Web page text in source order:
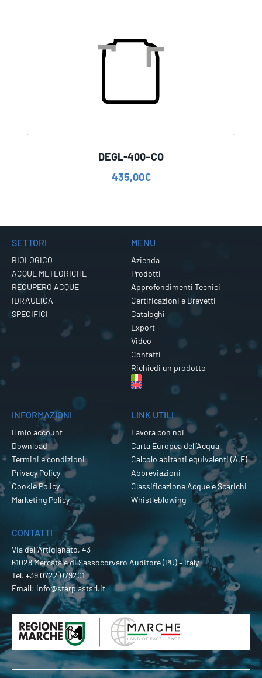
DEGL-400–CO
435,00€
SETTORI
BIOLOGICO
ACQUE METEORICHE
RECUPERO ACQUE
IDRAULICA
SPECIFICI
MENU
Azienda
Prodotti
Approfondimenti Tecnici
Certificazioni e Brevetti
Cataloghi
Export
Video
Contatti
Richiedi un prodotto
INFORMAZIONI
Il mio account
Download
Termini e condizioni
Privacy Policy
Cookie Policy
Marketing Policy
LINK UTILI
Lavora con noi
Carta Europea dell’Acqua
Calcolo abitanti equivalenti (A.E)
Abbreviazioni
Classificazione Acque e Scarichi
Whistleblowing
CONTATTI
Via dell’Artigianato, 43
61028 Mercatale di Sassocorvaro Auditore (PU) – Italy
Tel. +39 0722 079201
Email: info@starplastsrl.it